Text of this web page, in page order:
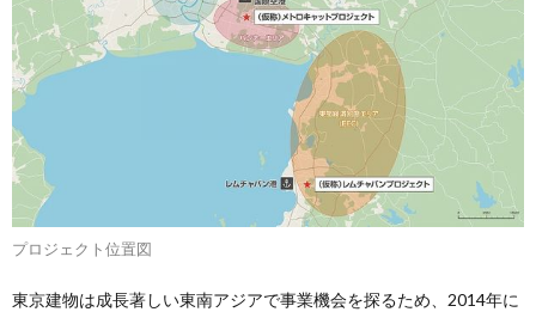
プロジェクト位置図
東京建物は成長著しい東南アジアで事業機会を探るため、2014年に